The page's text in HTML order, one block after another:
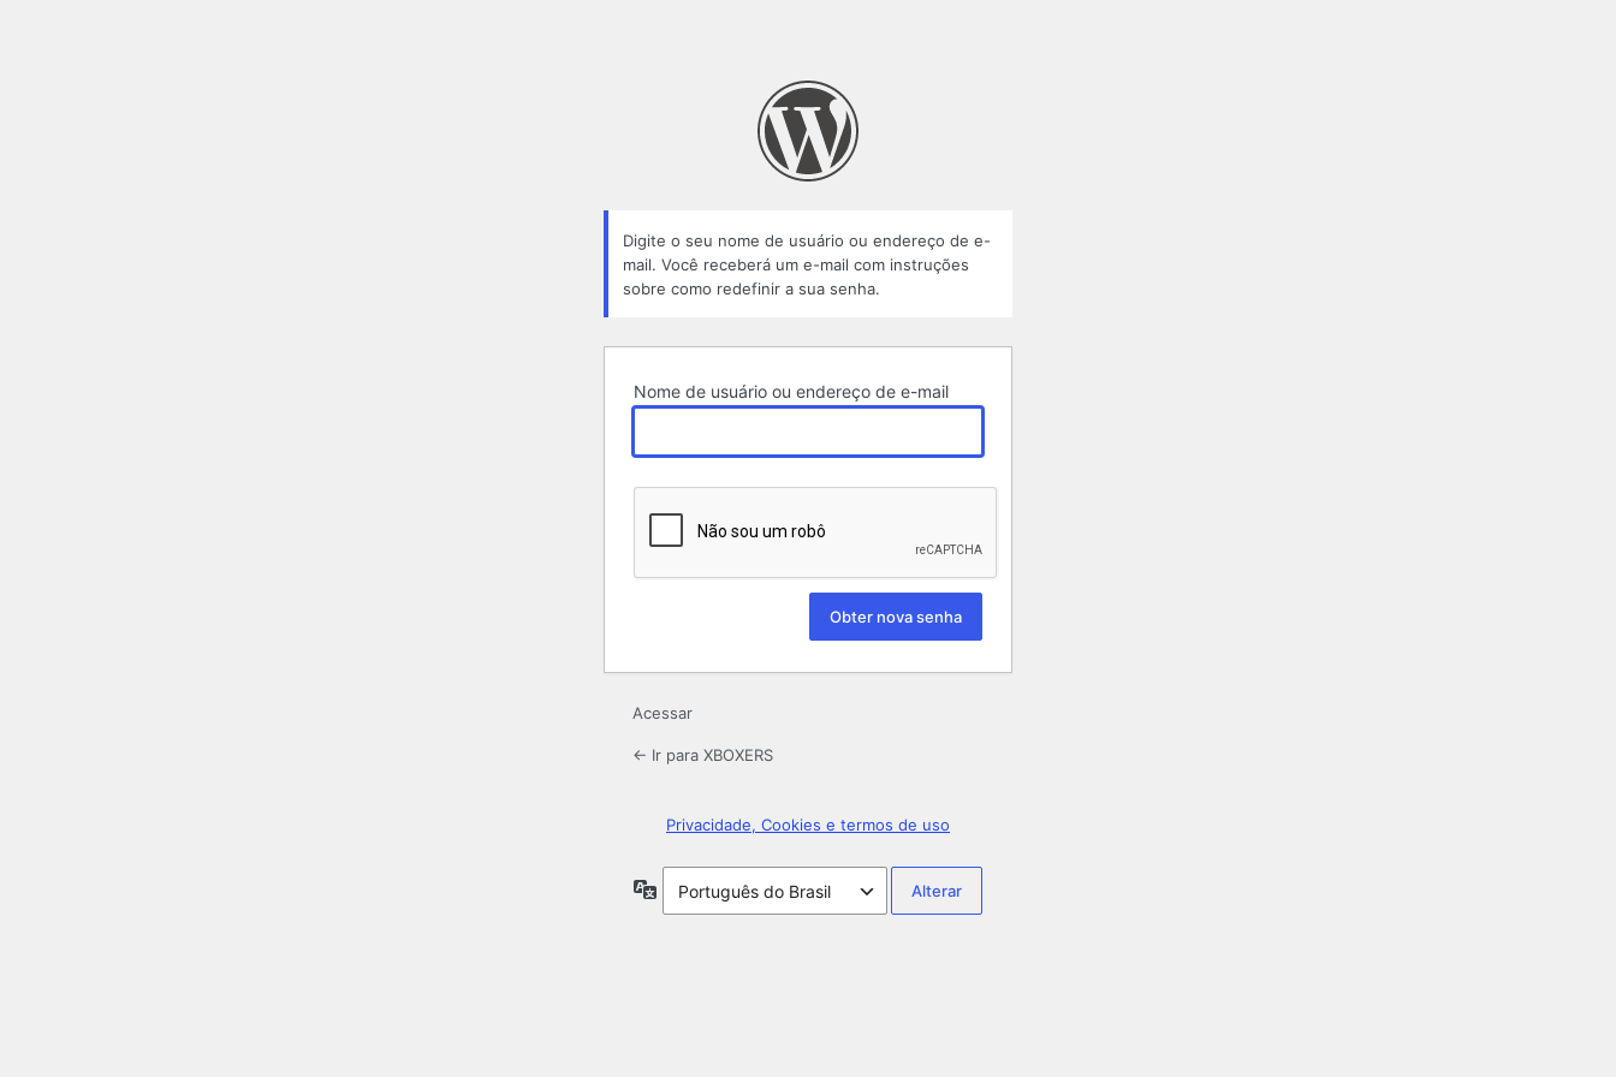
Digite o seu nome de usuário ou endereço de e-
mail. Você receberá um e-mail com instruções
sobre como redefinir a sua senha.
Nome de usuário ou endereço de e-mail
Acessar
← Ir para XBOXERS
Privacidade, Cookies e termos de uso
Idioma